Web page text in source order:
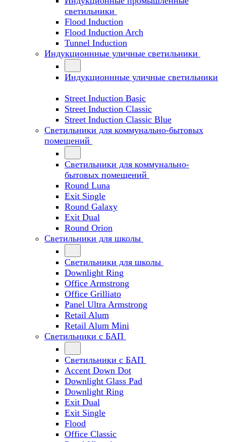
светильники
Flood Induction
Flood Induction Arch
Tunnel Induction
Индукционнные уличные светильники
Индукционнные уличные светильники
Street Induction Basic
Street Induction Classic
Street Induction Classic Blue
Светильники для коммунально-бытовых
помещений
Светильники для коммунально-
бытовых помещений
Round Luna
Exit Single
Round Galaxy
Exit Dual
Round Orion
Светильники для школы
Светильники для школы
Downlight Ring
Office Armstrong
Office Grilliato
Panel Ultra Armstrong
Retail Alum
Retail Alum Mini
Светильники с БАП
Светильники с БАП
Accent Down Dot
Downlight Glass Pad
Downlight Ring
Exit Dual
Exit Single
Flood
Office Classic